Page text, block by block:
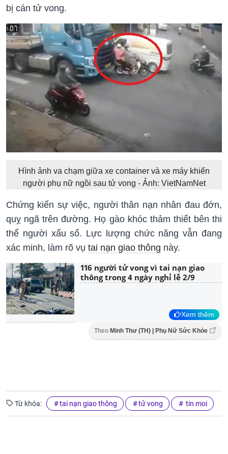
bị cán tử vong.
Hình ảnh va chạm giữa xe container và xe máy khiến
người phụ nữ ngồi sau tử vong - Ảnh: VietNamNet
Chứng kiến sự việc, người thân nạn nhân đau đớn,
quỵ ngã trên đường. Họ gào khóc thảm thiết bên thi
thể người xấu số. Lực lượng chức năng vẫn đang
xác minh, làm rõ vụ tai nạn giao thông này.
116 người tử vong vì tai nạn giao
thông trong 4 ngày nghỉ lễ 2/9
Xem thêm
Theo Minh Thư (TH) | Phụ Nữ Sức Khỏe
Từ khóa: tai nạn giao thông tử vong tin moi